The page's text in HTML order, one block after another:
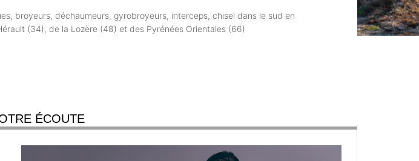
broyeurs, déchaumeurs, gyrobroyeurs, interceps, chisel dans le sud en
(34), de la Lozère (48) et des Pyrénées Orientales (66)
ÉCOUTE